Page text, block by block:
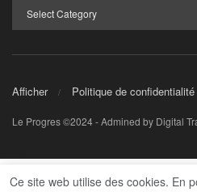
Aati, a rencontré la
Brésil auprès de
Ce site web utilise des cookies. En